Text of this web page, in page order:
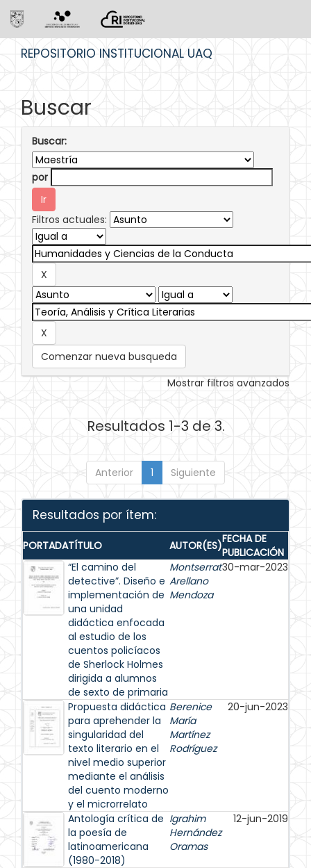
REPOSITORIO INSTITUCIONAL UAQ
Buscar
Buscar:
por
Filtros actuales:
Comenzar nueva busqueda
Mostrar filtros avanzados
Resultados 1-3 de 3.
Anterior 1 Siguiente
Resultados por ítem:
PORTADATÍTULO AUTOR(ES)FECHA DE
PUBLICACIÓN
“El camino del
detective”. Diseño e
implementación de
una unidad
didáctica enfocada
al estudio de los
cuentos policíacos
de Sherlock Holmes
dirigida a alumnos
de sexto de primaria
Montserrat
Arellano
Mendoza
30-mar-2023
Propuesta didáctica
para aprehender la
singularidad del
texto literario en el
nivel medio superior
mediante el análisis
del cuento moderno
y el microrrelato
Berenice
María
Martínez
Rodríguez
20-jun-2023
Antología crítica de
la poesía de
latinoamericana
(1980-2018)
Igrahim
Hernández
Oramas
12-jun-2019